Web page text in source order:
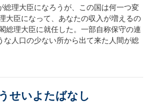
総理大臣になろうが、この国は何一つ変
大臣になって、あなたの収入が増えるの
総理大臣に就任した。一部自称保守の連
な人口の少ない所から出て来た人間が総
せいよたばなし